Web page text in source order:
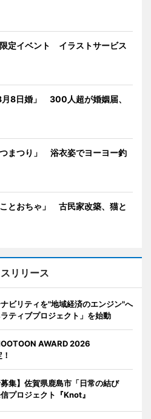
定イベント イラストサービス
8日婚」 300人超が婚姻届、
まつり」 浴衣姿でヨーヨー釣
とおちゃ」 古民家改築、猫と
リリース
ビリティを"地域経済のエンジン"へ
ティブプロジェクト」を始動
AWARD 2026
集】佐賀県鹿島市「日常の結び
プロジェクト『Knot』